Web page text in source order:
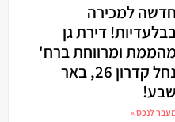
חדשה למכירה
דירת גן
מהממת ומרווחת ברח'
נחל קדרון 26, באר
שבע!
לנכס »